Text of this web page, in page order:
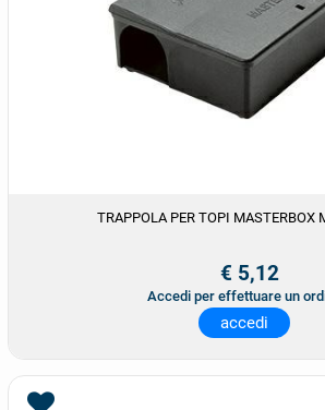
TRAPPOLA PER TOPI MASTERBOX
€ 5,12
Accedi per effettuare un
accedi